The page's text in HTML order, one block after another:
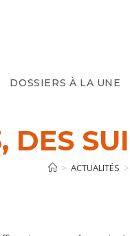
DOSSIERS À LA UNE
DES
> ACTUALITÉS >